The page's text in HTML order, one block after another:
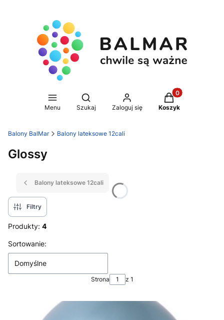
Menu
Otwórz wyszukiwarkę
Szukaj Zaloguj się
Produkty w
Koszyk
Balony BalMar Balony lateksowe 12cali
Glossy
Balony lateksowe 12cali
Filtry
Produkty: 4
Lista produktów
Sortowanie:
Domyślne
Strona z 1